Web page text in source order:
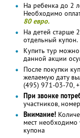
На ребенка до 2
Необходимо
80 евро.
На детей старше
отдельный купон.
Купить тур
данной акции
После покупки
желаемую дату
(495) 971-03-70,
При звонке
участников,
Внимание!
мест необходимо
купона